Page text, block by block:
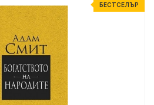
БЕСТСЕЛЪР